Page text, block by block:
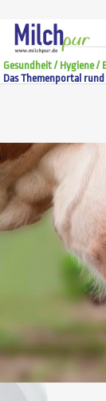
Gesundheit / Hygiene /
Das Themenportal